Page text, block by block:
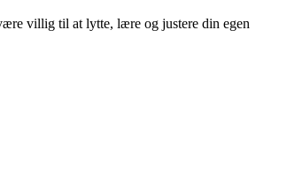
villig til at lytte, lære og justere din egen